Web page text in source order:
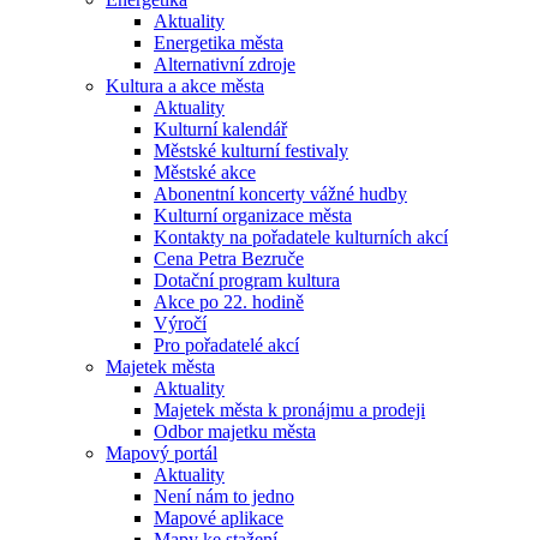
Aktuality
Energetika města
Alternativní zdroje
Kultura a akce města
Aktuality
Kulturní kalendář
Městské kulturní festivaly
Městské akce
Abonentní koncerty vážné hudby
Kulturní organizace města
Kontakty na pořadatele kulturních akcí
Cena Petra Bezruče
Dotační program kultura
Akce po 22. hodině
Výročí
Pro pořadatelé akcí
Majetek města
Aktuality
Majetek města k pronájmu a prodeji
Odbor majetku města
Mapový portál
Aktuality
Není nám to jedno
Mapové aplikace